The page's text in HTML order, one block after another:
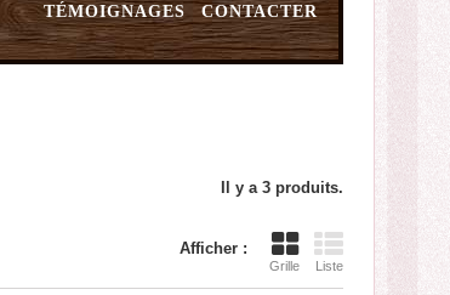
TÉMOIGNAGES
CONTACTER
Il y a 3 produits.
Afficher :
Grille Liste